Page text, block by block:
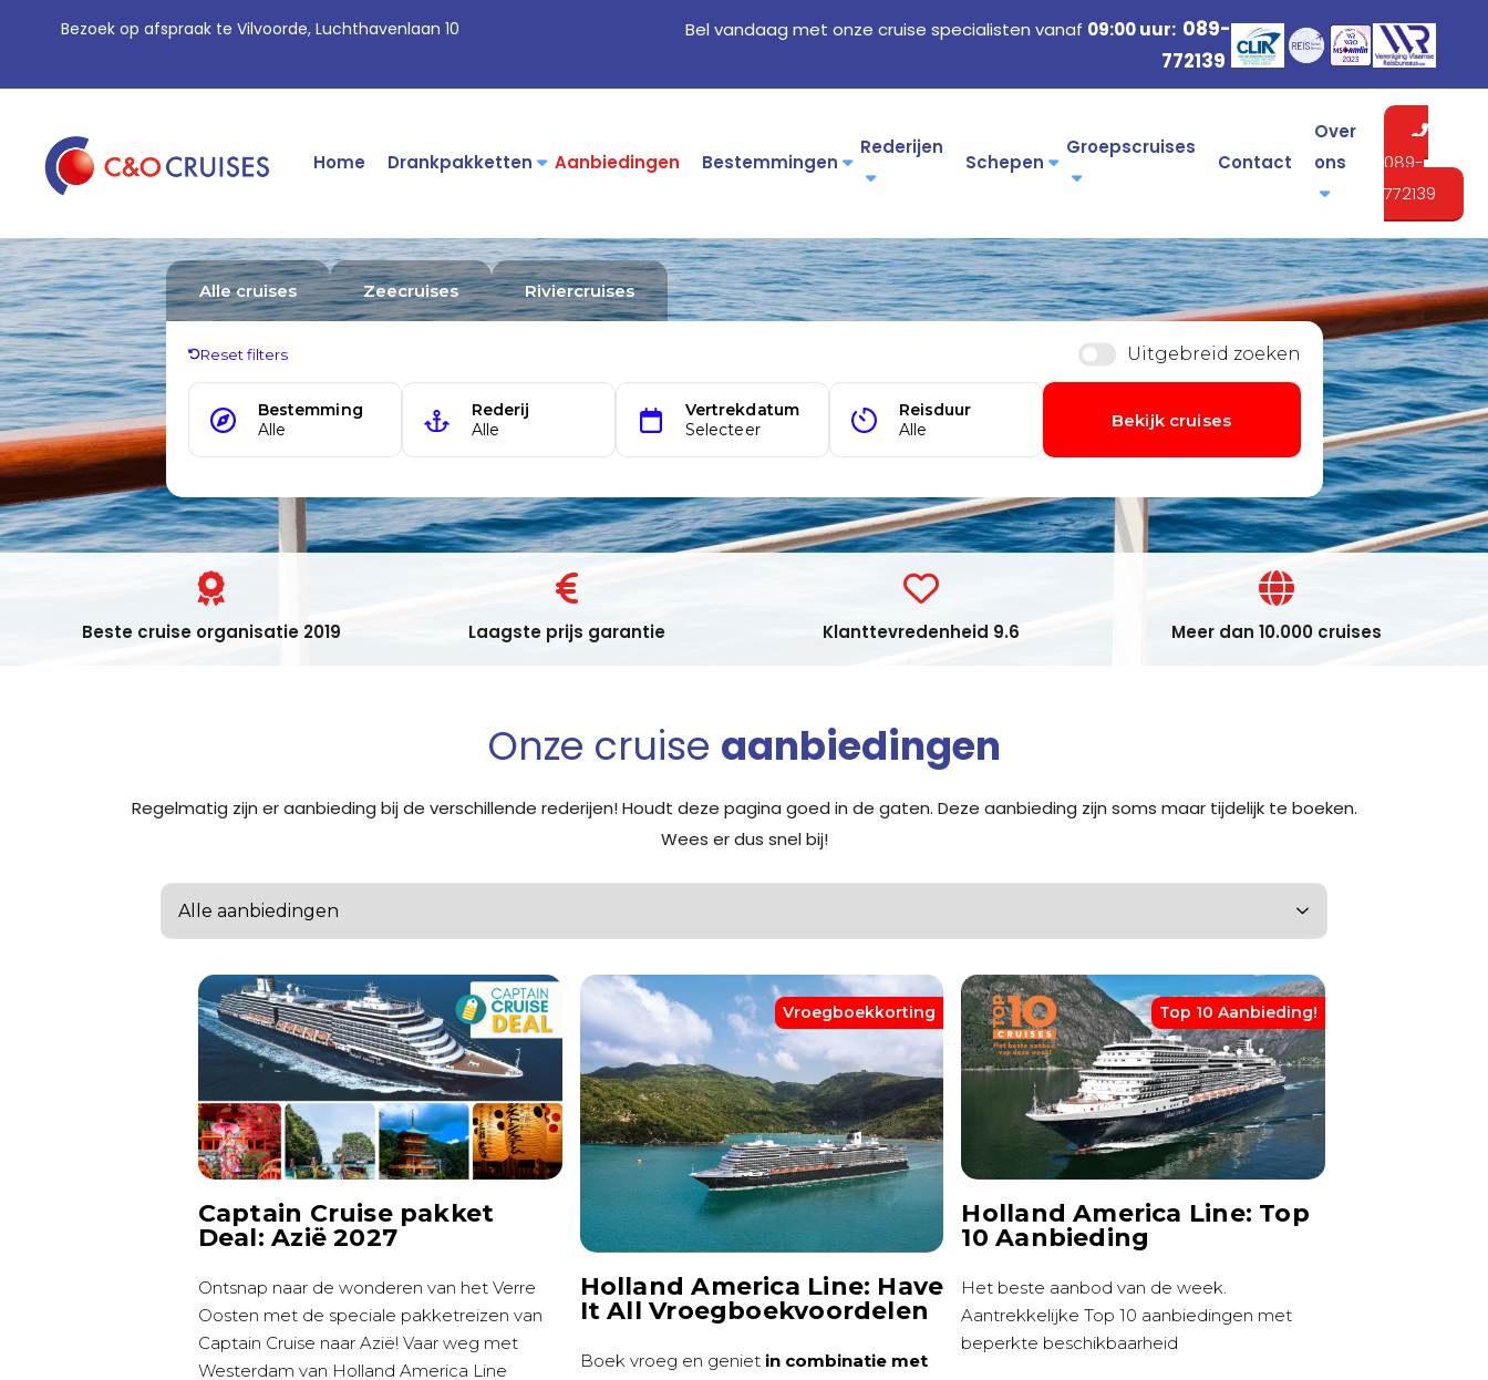
Bezoek op afspraak te Vilvoorde, Luchthavenlaan 10 Bel vandaag met onze cruise specialisten vanaf 09:00 uur: 089-
772139
Home Drankpakketten Aanbiedingen Bestemmingen
Rederijen
Schepen
Groepscruises
Contact
Over
ons
089-
772139
Beste cruise organisatie 2019 Laagste prijs garantie Klanttevredenheid 9.6 Meer dan 10.000 cruises
Onze cruise aanbiedingen
Regelmatig zijn er aanbieding bij de verschillende rederijen! Houdt deze pagina goed in de gaten. Deze aanbieding zijn soms maar tijdelijk te boeken.
Wees er dus snel bij!